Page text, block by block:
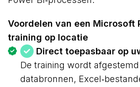
Voordelen van een Microsoft
training op locatie
Direct toepasbaar op
De training wordt
databronnen,